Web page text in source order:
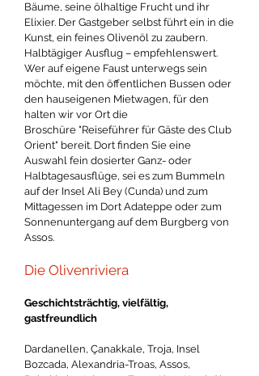
Bäume, seine ölhaltige Frucht und ihr
Elixier. Der Gastgeber selbst führt ein in die
Kunst, ein feines Olivenöl zu zaubern.
Halbtägiger Ausflug – empfehlenswert.
Wer auf eigene Faust unterwegs sein
möchte, mit den öffentlichen Bussen oder
den hauseigenen Mietwagen, für den
halten wir vor Ort die
Broschüre "Reiseführer für Gäste des Club
Orient" bereit. Dort finden Sie eine
Auswahl fein dosierter Ganz- oder
Halbtagesausflüge, sei es zum Bummeln
auf der Insel Ali Bey (Cunda) und zum
Mittagessen im Dort Adateppe oder zum
Sonnenuntergang auf dem Burgberg von
Assos.
Die Olivenriviera
Geschichtsträchtig, vielfältig,
gastfreundlich
Dardanellen, Çanakkale, Troja, Insel
Bozcada, Alexandria-Troas, Assos,